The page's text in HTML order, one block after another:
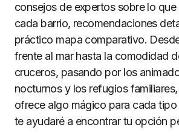
consejos de expertos sobre lo que
cada barrio, recomendaciones
práctico mapa comparativo.
frente al mar hasta la comodidad
cruceros, pasando por los
nocturnos y los refugios
ofrece algo mágico para cada
te ayudaré a encontrar tu opción